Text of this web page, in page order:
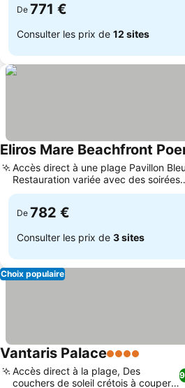
De 771 €
Consulter les prix de 12 sites
Eliros Mare Beachfront
Accès direct à une plage Pavillon
Restauration variée avec des soirées
buffet à thème
De 782 €
Consulter les prix de 3 sites
Choix populaire
Vantaris Palace4 Étoiles
Accès direct à la plage, Des
couchers de soleil crétois à couper